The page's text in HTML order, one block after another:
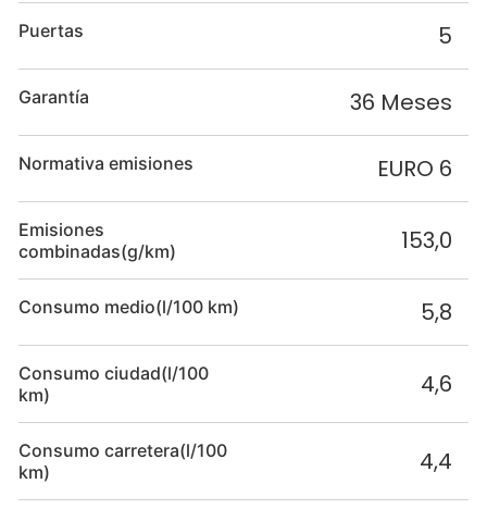
Puertas 5
Garantía 36 Meses
Normativa emisiones EURO 6
Emisiones
combinadas(g/km)
153,0
Consumo medio(l/100 km) 5,8
Consumo ciudad(l/100
km)
4,6
Consumo carretera(l/100
km)
4,4